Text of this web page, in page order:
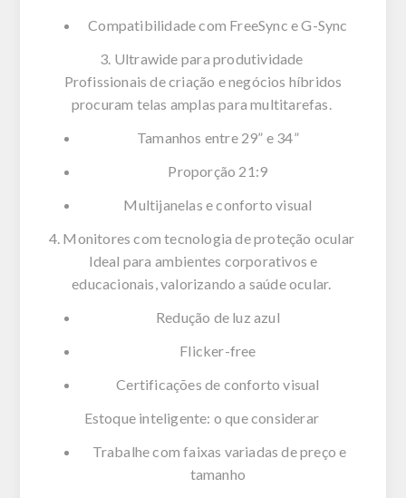
Compatibilidade com FreeSync e G-Sync
3. Ultrawide para produtividade
Profissionais de criação e negócios híbridos
procuram telas amplas para multitarefas.
Tamanhos entre 29” e 34”
Proporção 21:9
Multijanelas e conforto visual
4. Monitores com tecnologia de proteção ocular
Ideal para ambientes corporativos e
educacionais, valorizando a saúde ocular.
Redução de luz azul
Flicker-free
Certificações de conforto visual
Estoque inteligente: o que considerar
Trabalhe com faixas variadas de preço e
tamanho